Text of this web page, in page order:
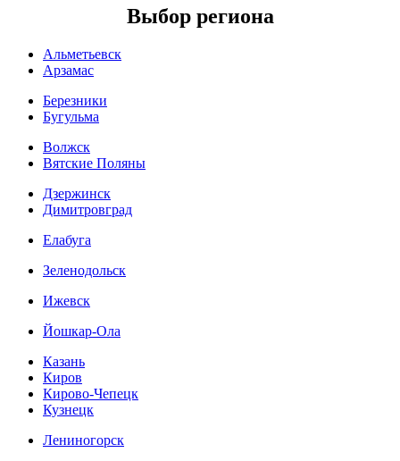
Выбор региона
Альметьевск
Арзамас
Березники
Бугульма
Волжск
Вятские Поляны
Дзержинск
Димитровград
Елабуга
Зеленодольск
Ижевск
Йошкар-Ола
Казань
Киров
Кирово-Чепецк
Кузнецк
Лениногорск